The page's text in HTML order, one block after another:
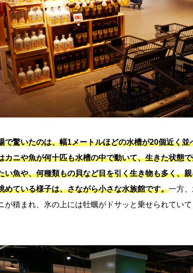
で驚いたのは、幅1メートルほどの水槽が20個近く並
カニや魚が何十匹も水槽の中で動いて、生きた状態
い魚や、何種類もの貝など目を引く生き物も多く、
めている様子は、さながら小さな水族館です。一方
が積まれ、氷の上には牡蠣がドサッと乗せられてい